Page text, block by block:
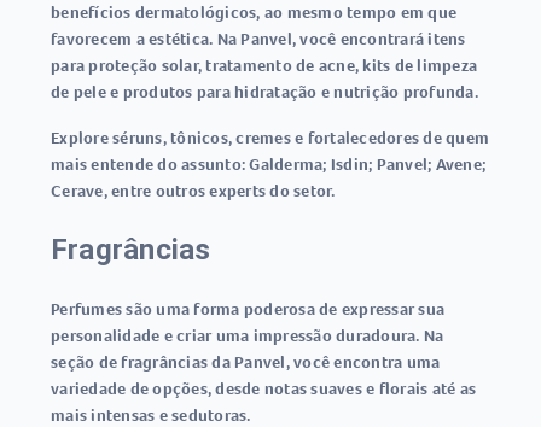
benefícios dermatológicos, ao mesmo tempo em que
favorecem a estética. Na Panvel, você encontrará itens
para proteção solar, tratamento de acne, kits de limpeza
de pele e produtos para hidratação e nutrição profunda.
Explore séruns, tônicos, cremes e fortalecedores de quem
mais entende do assunto: Galderma; Isdin; Panvel; Avene;
Cerave, entre outros experts do setor.
Fragrâncias
Perfumes são uma forma poderosa de expressar sua
personalidade e criar uma impressão duradoura. Na
seção de fragrâncias da Panvel, você encontra uma
variedade de opções, desde notas suaves e florais até as
mais intensas e sedutoras.